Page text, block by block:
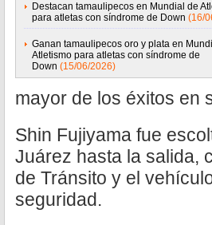
Destacan tamaulipecos en Mundial de
para atletas con síndrome de Down (16/
Ganan tamaulipecos oro y plata en
Atletismo para atletas con síndrome de
Down (15/06/2026)
mayor de los éxitos en
Shin Fujiyama fue
Juárez hasta la salida,
de Tránsito y el
seguridad.